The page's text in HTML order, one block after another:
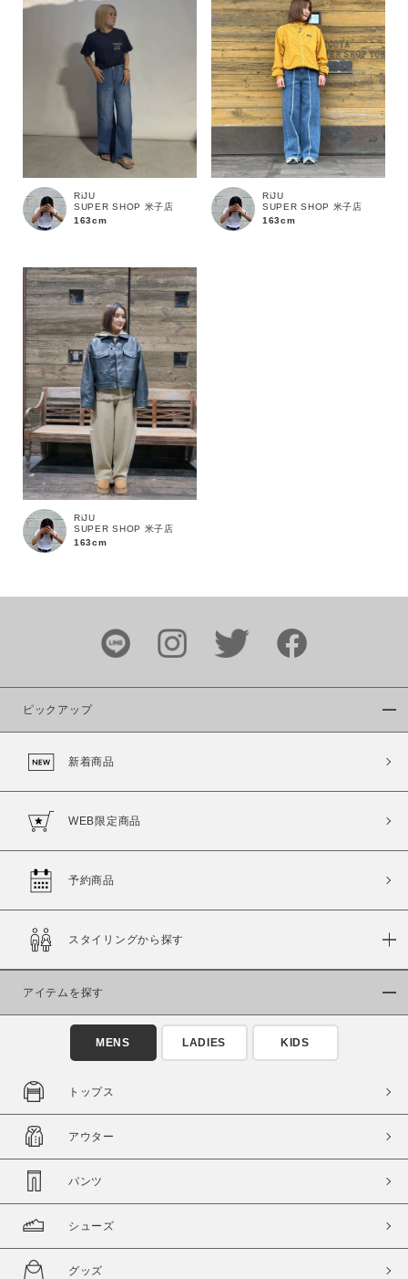
商品タイプ
通常商品 予約商品
在庫
在庫あり
RiJU
SUPER SHOP 米子店
163cm
RiJU
SUPER SHOP 米子店
163cm
RiJU
SUPER SHOP 米子店
163cm
ピックアップ
新着商品
WEB限定商品
予約商品
スタイリングから探す
アイテムを探す
MENS LADIES KIDS
トップス
アウター
パンツ
シューズ
グッズ